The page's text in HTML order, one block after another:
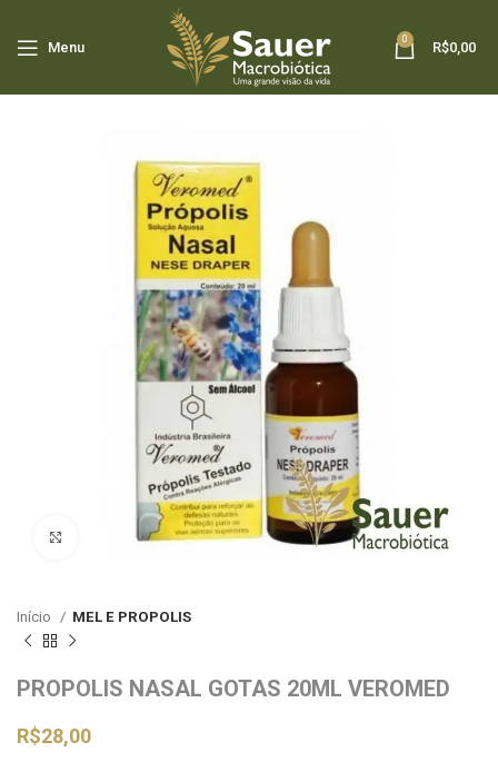
Menu
0
R$0,00
Clique para ampliar
Início MEL E PROPOLIS
PROPOLIS NASAL GOTAS 20ML VEROMED
R$28,00